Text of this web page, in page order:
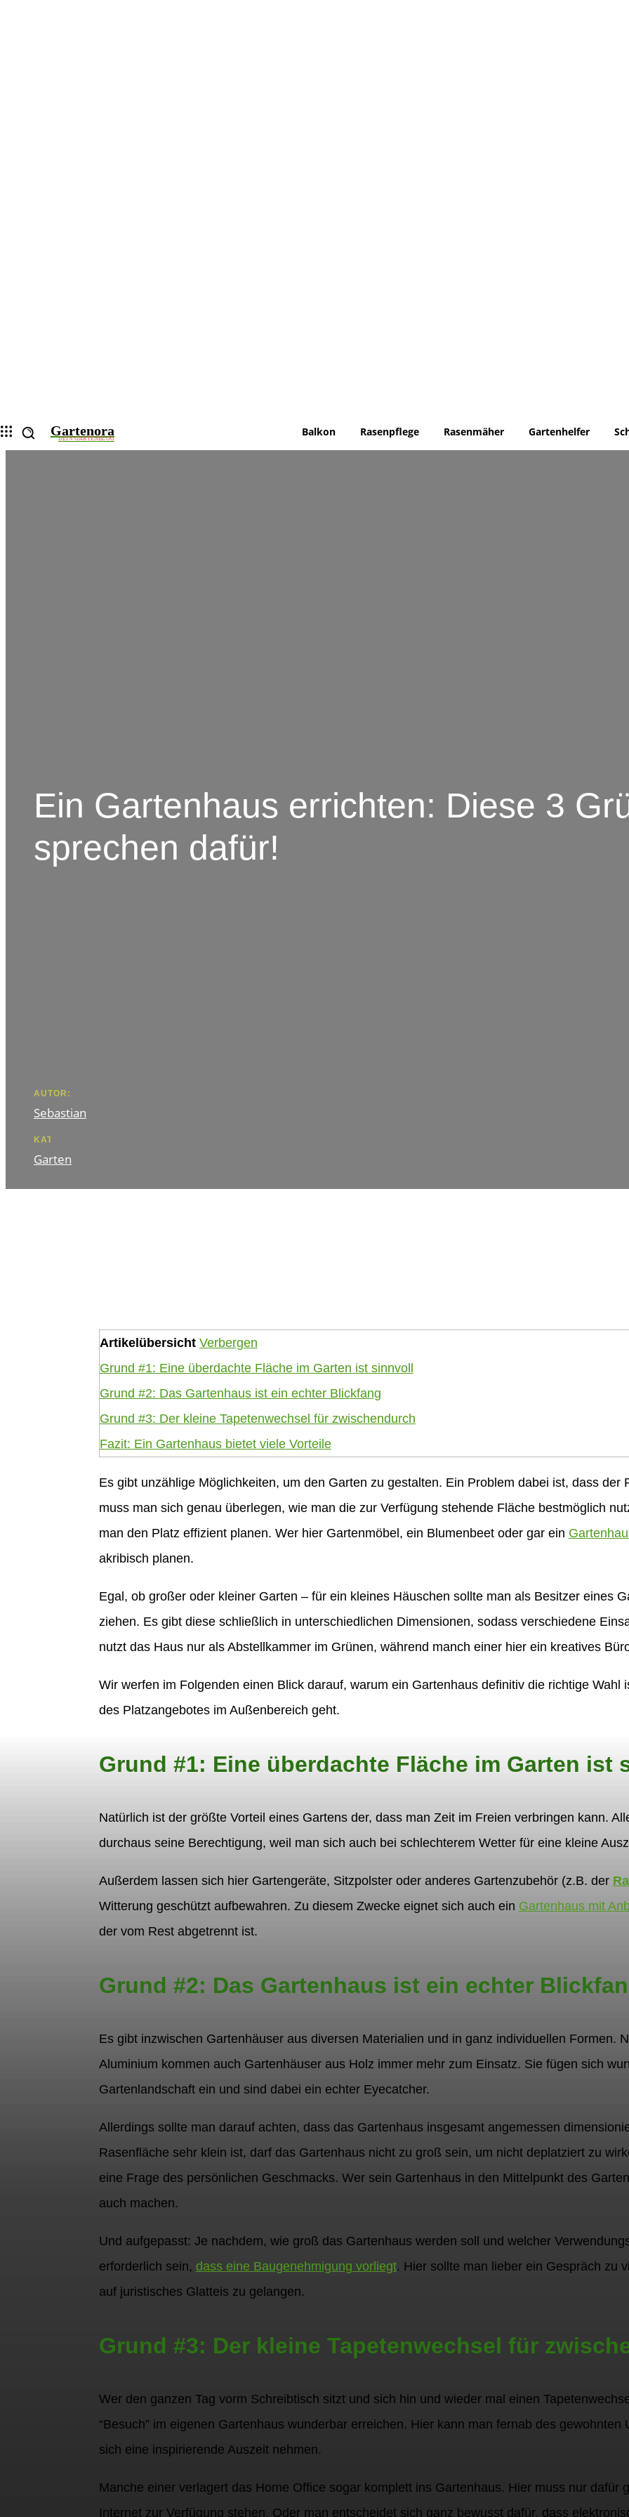
Gartenora
DEIN GARTENBLOG
Balkon Rasenpflege Rasenmäher Gartenhelfer
Ein Gartenhaus errichten: Diese 3
sprechen dafür!
AUTOR:
Sebastian
KATEGORIE
Garten
Artikelübersicht Verbergen
Grund #1: Eine überdachte Fläche im Garten ist sinnvoll
Grund #2: Das Gartenhaus ist ein echter Blickfang
Grund #3: Der kleine Tapetenwechsel für zwischendurch
Fazit: Ein Gartenhaus bietet viele Vorteile
Es gibt unzählige Möglichkeiten, um den Garten zu gestalten. Ein Problem dabei ist, dass der
muss man sich genau überlegen, wie man die zur Verfügung stehende Fläche bestmöglich
man den Platz effizient planen. Wer hier Gartenmöbel, ein Blumenbeet oder gar ein
akribisch planen.
Egal, ob großer oder kleiner Garten – für ein kleines Häuschen sollte man als Besitzer eines
ziehen. Es gibt diese schließlich in unterschiedlichen Dimensionen, sodass verschiedene
nutzt das Haus nur als Abstellkammer im Grünen, während manch einer hier ein kreatives
Wir werfen im Folgenden einen Blick darauf, warum ein Gartenhaus definitiv die richtige Wahl
des Platzangebotes im Außenbereich geht.
Grund #1: Eine überdachte Fläche im Garten ist
Natürlich ist der größte Vorteil eines Gartens der, dass man Zeit im Freien verbringen kann.
durchaus seine Berechtigung, weil man sich auch bei schlechterem Wetter für eine kleine
Außerdem lassen sich hier Gartengeräte, Sitzpolster oder anderes Gartenzubehör (z.B. der
Witterung geschützt aufbewahren. Zu diesem Zwecke eignet sich auch ein Gartenhaus mit
der vom Rest abgetrennt ist.
Grund #2: Das Gartenhaus ist ein echter
Es gibt inzwischen Gartenhäuser aus diversen Materialien und in ganz individuellen Formen.
Aluminium kommen auch Gartenhäuser aus Holz immer mehr zum Einsatz. Sie fügen sich
Gartenlandschaft ein und sind dabei ein echter Eyecatcher.
Allerdings sollte man darauf achten, dass das Gartenhaus insgesamt angemessen
Rasenfläche sehr klein ist, darf das Gartenhaus nicht zu groß sein, um nicht deplatziert zu
eine Frage des persönlichen Geschmacks. Wer sein Gartenhaus in den Mittelpunkt des
auch machen.
Und aufgepasst: Je nachdem, wie groß das Gartenhaus werden soll und welcher
erforderlich sein, dass eine Baugenehmigung vorliegt. Hier sollte man lieber ein Gespräch zu
auf juristisches Glatteis zu gelangen.
Grund #3: Der kleine Tapetenwechsel für
Wer den ganzen Tag vorm Schreibtisch sitzt und sich hin und wieder mal einen
“Besuch” im eigenen Gartenhaus wunderbar erreichen. Hier kann man fernab des
sich eine inspirierende Auszeit nehmen.
Manche einer verlagert das Home Office sogar komplett ins Gartenhaus. Hier muss nur dafür
Internet zur Verfügung stehen. Oder man entscheidet sich ganz bewusst dafür, dass